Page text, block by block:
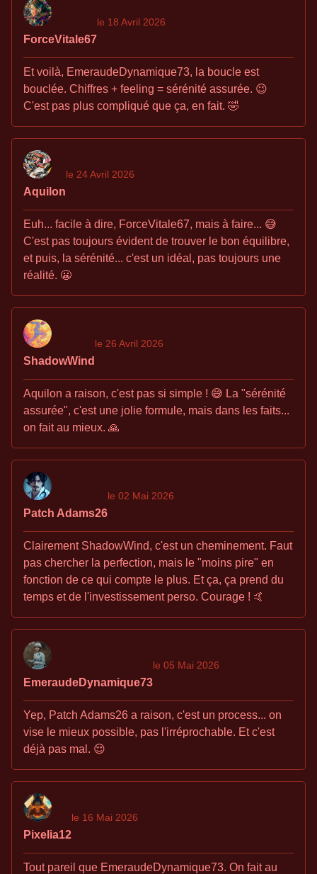
ForceVitale67
le 18 Avril 2026
Et voilà, EmeraudeDynamique73, la boucle est
bouclée. Chiffres + feeling = sérénité assurée. 😉
C'est pas plus compliqué que ça, en fait. 🤣
Aquilon
le 24 Avril 2026
Euh... facile à dire, ForceVitale67, mais à faire... 😅
C'est pas toujours évident de trouver le bon équilibre,
et puis, la sérénité... c'est un idéal, pas toujours une
réalité. 😬
ShadowWind
le 26 Avril 2026
Aquilon a raison, c'est pas si simple ! 😅 La "sérénité
assurée", c'est une jolie formule, mais dans les faits...
on fait au mieux. 🙏
Patch Adams26
le 02 Mai 2026
Clairement ShadowWind, c'est un cheminement. Faut
pas chercher la perfection, mais le "moins pire" en
fonction de ce qui compte le plus. Et ça, ça prend du
temps et de l'investissement perso. Courage ! 🤙
EmeraudeDynamique73
le 05 Mai 2026
Yep, Patch Adams26 a raison, c'est un process... on
vise le mieux possible, pas l'irréprochable. Et c'est
déjà pas mal. 😌
Pixelia12
le 16 Mai 2026
Tout pareil que EmeraudeDynamique73. On fait au